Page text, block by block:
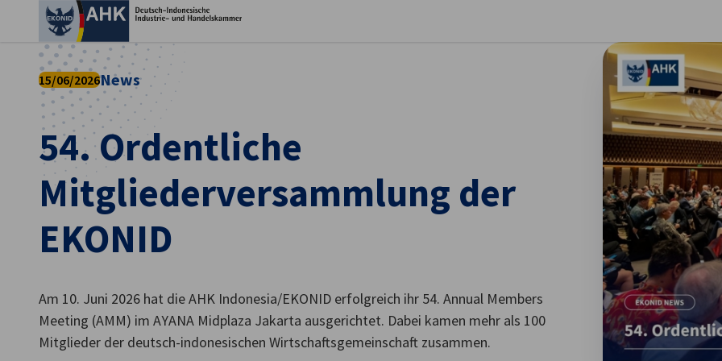
54. Ordentliche
Mitgliederversammlung der
EKONID
15/06/2026News
Am 10. Juni 2026 hat die AHK Indonesia/EKONID erfolgreich ihr 54. Annual Members
Meeting (AMM) im AYANA Midplaza Jakarta ausgerichtet. Dabei kamen mehr als 100
Mitglieder der deutsch-indonesischen Wirtschaftsgemeinschaft zusammen.